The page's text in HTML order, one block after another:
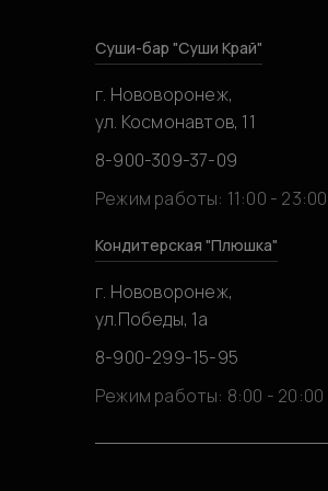
Суши-бар "Суши Край"
г. Нововоронеж,
ул. Космонавтов, 11
8-900-309-37-09
Режим работы: 11:00 - 23:00
Кондитерская "Плюшка"
г. Нововоронеж,
ул.Победы, 1а
8-900-299-15-95
Режим работы: 8:00 - 20:00